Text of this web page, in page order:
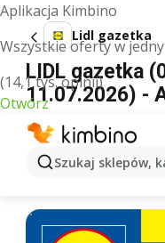
Aplikacja Kimbino
Wszystkie oferty w
(14,1 tys. opinii)
Otwórz
Szukaj sklepów,
Lidl gazetka
LIDL gazetka
11.07.2026) -